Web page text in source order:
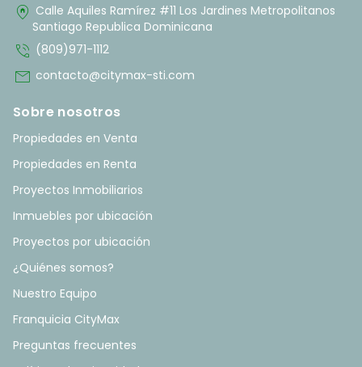
home_pin Calle Aquiles Ramírez #11 Los Jardines Metropolitanos
Santiago Republica Dominicana
phone_in_talk (809)971-1112
mail contacto@citymax-sti.com
Sobre nosotros
Propiedades en Venta
Propiedades en Renta
Proyectos Inmobiliarios
Inmuebles por ubicación
Proyectos por ubicación
¿Quiénes somos?
Nuestro Equipo
Franquicia CityMax
Preguntas frecuentes